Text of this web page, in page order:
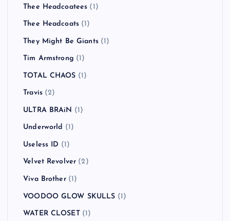
Thee Headcoatees (1)
Thee Headcoats (1)
They Might Be Giants(1)
Tim Armstrong (1)
TOTAL CHAOS (1)
Travis(2)
ULTRA BRAiN (1)
Underworld (1)
Useless ID (1)
Velvet Revolver (2)
Viva Brother(1)
VOODOO GLOW SKULLS (1)
WATER CLOSET(1)